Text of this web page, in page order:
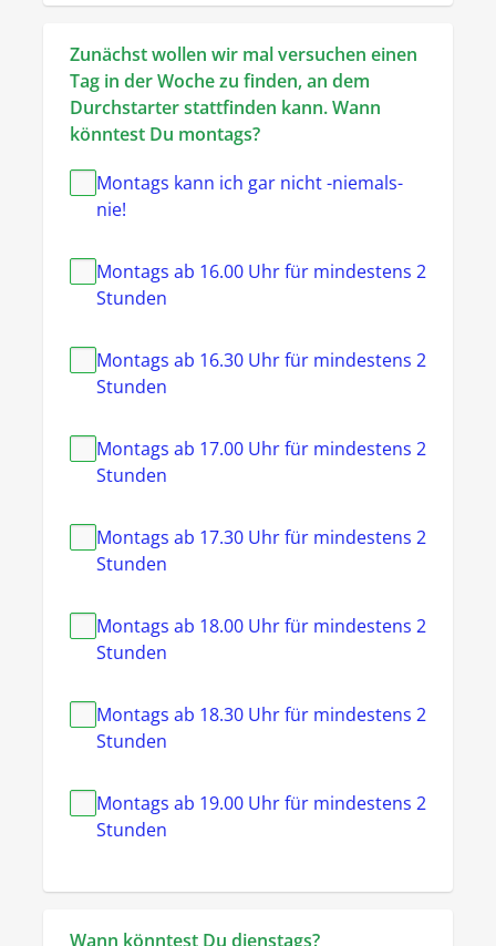
Zunächst wollen wir mal versuchen einen
Tag in der Woche zu finden, an dem
Durchstarter stattfinden kann. Wann
könntest Du montags?
Montags kann ich gar nicht -niemals-
nie!
Montags ab 16.00 Uhr für mindestens 2
Stunden
Montags ab 16.30 Uhr für mindestens 2
Stunden
Montags ab 17.00 Uhr für mindestens 2
Stunden
Montags ab 17.30 Uhr für mindestens 2
Stunden
Montags ab 18.00 Uhr für mindestens 2
Stunden
Montags ab 18.30 Uhr für mindestens 2
Stunden
Montags ab 19.00 Uhr für mindestens 2
Stunden
Wann könntest Du dienstags?